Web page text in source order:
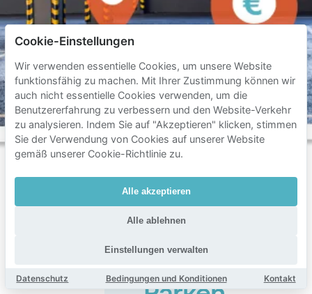
Häufig
gestellte
Fragen
zum
Cookie-Einstellungen
Wir verwenden essentielle Cookies, um unsere Website
funktionsfähig zu machen. Mit Ihrer Zustimmung können wir
auch nicht essentielle Cookies verwenden, um die
Benutzererfahrung zu verbessern und den Website-Verkehr
zu analysieren. Indem Sie auf "Akzeptieren" klicken, stimmen
Sie der Verwendung von Cookies auf unserer Website
gemäß unserer Cookie-Richtlinie zu.
Alle akzeptieren
Alle ablehnen
Einstellungen verwalten
Datenschutz Bedingungen und Konditionen Kontakt